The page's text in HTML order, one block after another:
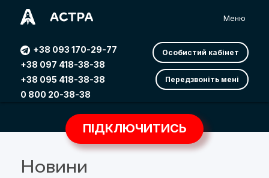
Меню
Особистий кабінет
Передзвоніть мені
+38 093 170-29-77
+38 097 418-38-38
+38 095 418-38-38
0 800 20-38-38
ПІДКЛЮЧИТИСЬ
Новини